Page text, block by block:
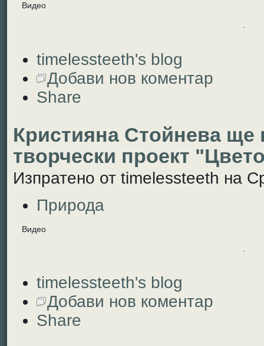
Видео
timelessteeth's blog
Добави нов коментар
Share
Кристияна Стойнева ще
творчески проект
Изпратено от timelessteeth на
Природа
Видео
timelessteeth's blog
Добави нов коментар
Share